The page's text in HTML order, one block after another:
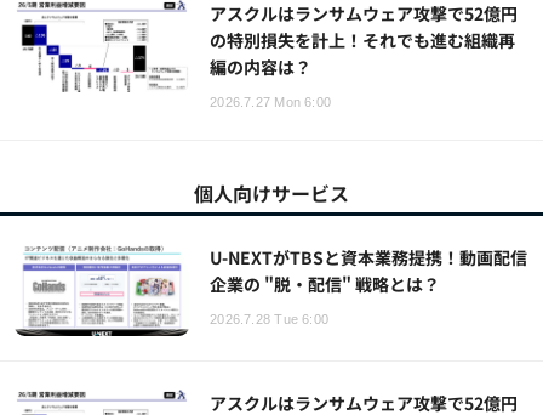
アスクルはランサムウェア攻撃で52億円
の特別損失を計上！それでも進む組織再
編の内容は？
2026.7.27 Mon 6:00
個人向けサービス
U-NEXTがTBSと資本業務提携！動画配信
企業の "脱・配信" 戦略とは？
2026.7.28 Tue 6:00
アスクルはランサムウェア攻撃で52億円